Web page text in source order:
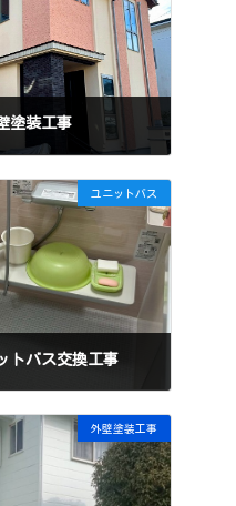
塗装工事
ユニットバス
バス交換工事
外壁塗装工事